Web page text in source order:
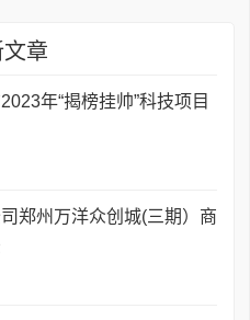
章
年“揭榜挂帅”科技项目
郑州万洋众创城(三期）商